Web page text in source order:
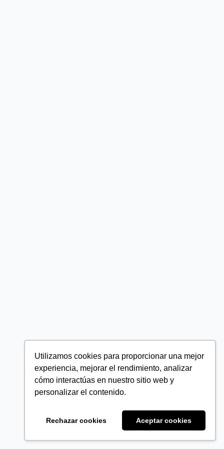
Utilizamos cookies para proporcionar una mejor
experiencia, mejorar el rendimiento, analizar
cómo interactúas en nuestro sitio web y
personalizar el contenido.
Rechazar cookies Aceptar cookies